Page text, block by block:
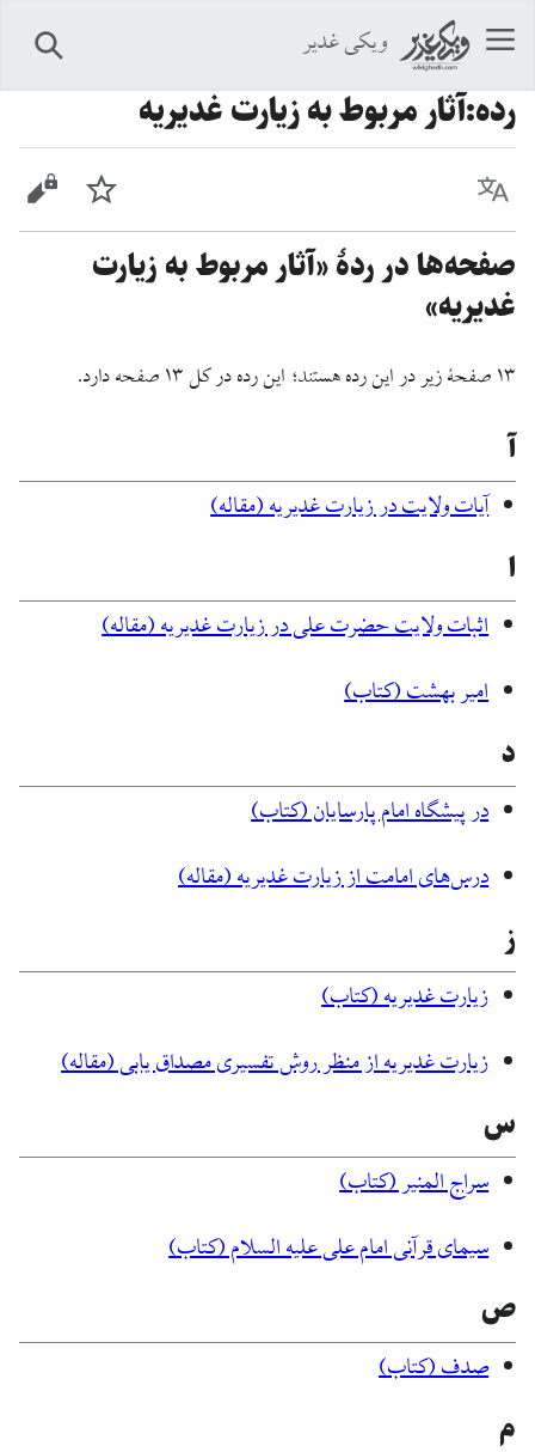
ویکی غدیر
رده:آثار مربوط به زیارت غدیریه
زبان پیگیری
صفحه‌ها در ردهٔ «آثار مربوط به زیارت
غدیریه»
۱۳ صفحۀ زیر در این رده هستند؛ این رده در کل ۱۳ صفحه دارد.
آ
آیات ولایت در زیارت غدیریه (مقاله)
ا
اثبات ولایت حضرت علی در زیارت غدیریه (مقاله)
امیر بهشت (کتاب)
د
در پیشگاه امام پارسایان (کتاب)
درس‌های امامت از زیارت غدیریه (مقاله)
ز
زیارت غدیریه (کتاب)
زیارت غدیریه از منظر روش تفسیری مصداق‌ یابی (مقاله)
س
سراج المنیر (کتاب)
سیمای قرآنی امام علی علیه السلام (کتاب)
ص
صدف (کتاب)
م